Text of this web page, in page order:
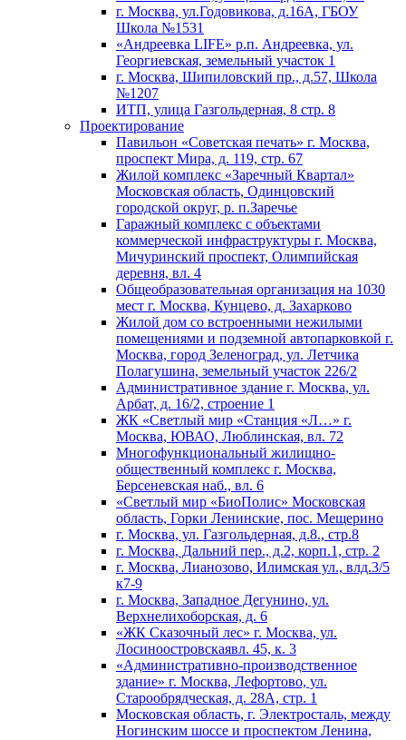
г. Москва, ул.Годовикова, д.16А, ГБОУ
Школа №1531
«Андреевка LIFE» р.п. Андреевка, ул.
Георгиевская, земельный участок 1
г. Москва, Шипиловский пр., д.57, Школа
№1207
ИТП, улица Газгольдерная, 8 стр. 8
Проектирование
Павильон «Советская печать» г. Москва,
проспект Мира, д. 119, стр. 67
Жилой комплекс «Заречный Квартал»
Московская область, Одинцовский
городской округ, р. п.Заречье
Гаражный комплекс с объектами
коммерческой инфраструктуры г. Москва,
Мичуринский проспект, Олимпийская
деревня, вл. 4
Общеобразовательная организация на 1030
мест г. Москва, Кунцево, д. Захарково
Жилой дом со встроенными нежилыми
помещениями и подземной автопарковкой г.
Москва, город Зеленоград, ул. Летчика
Полагушина, земельный участок 226/2
Административное здание г. Москва, ул.
Арбат, д. 16/2, строение 1
ЖК «Светлый мир «Станция «Л…» г.
Москва, ЮВАО, Люблинская, вл. 72
Многофункциональный жилищно-
общественный комплекс г. Москва,
Берсеневская наб., вл. 6
«Светлый мир «БиоПолис» Московская
область, Горки Ленинские, пос. Мещерино
г. Москва, ул. Газгольдерная, д.8., стр.8
г. Москва, Дальний пер., д.2, корп.1, стр. 2
г. Москва, Лианозово, Илимская ул., влд.3/5
к7-9
г. Москва, Западное Дегунино, ул.
Верхнелихоборская, д. 6
«ЖК Сказочный лес» г. Москва, ул.
Лосиноостровскаявл. 45, к. 3
«Административно-производственное
здание» г. Москва, Лефортово, ул.
Старообрядческая, д. 28А, стр. 1
Московская область, г. Электросталь, между
Ногинским шоссе и проспектом Ленина,